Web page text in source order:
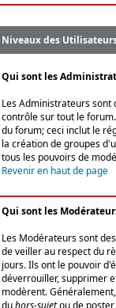
Niveaux des
Qui sont les
Les Administrateurs sont
contrôle sur tout le
du forum; ceci inclut le
la création de groupes
tous les pouvoirs de
Revenir en haut de page
Qui sont les
Les Modérateurs sont
de veiller au respect du
jours. Ils ont le pouvoir
déverrouiller, supprimer
modèrent.
duhors-sujetou de poster